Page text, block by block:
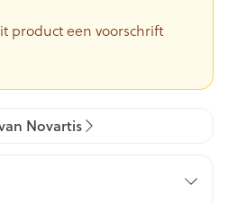
product een voorschrift
Novartis